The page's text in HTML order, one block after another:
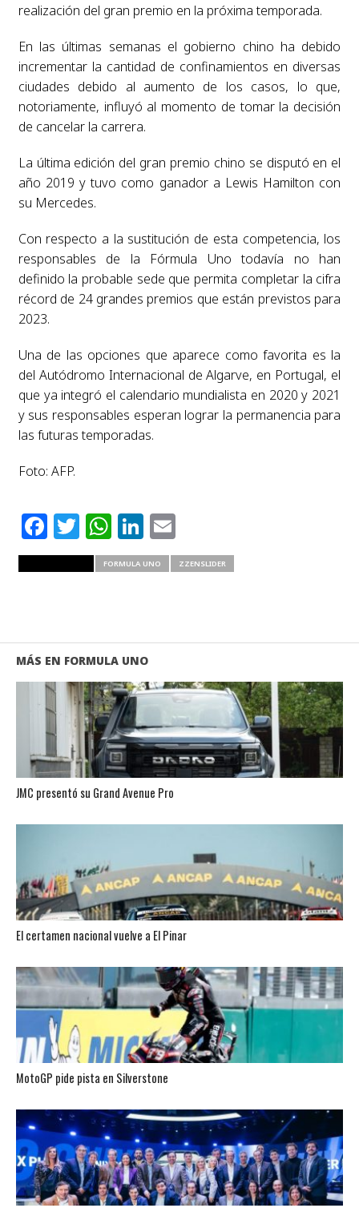
realización del gran premio en la próxima temporada.
En las últimas semanas el gobierno chino ha debido
incrementar la cantidad de confinamientos en diversas
ciudades debido al aumento de los casos, lo que,
notoriamente, influyó al momento de tomar la decisión
de cancelar la carrera.
La última edición del gran premio chino se disputó en el
año 2019 y tuvo como ganador a Lewis Hamilton con
su Mercedes.
Con respecto a la sustitución de esta competencia, los
responsables de la Fórmula Uno todavía no han
definido la probable sede que permita completar la cifra
récord de 24 grandes premios que están previstos para
2023.
Una de las opciones que aparece como favorita es la
del Autódromo Internacional de Algarve, en Portugal, el
que ya integró el calendario mundialista en 2020 y 2021
y sus responsables esperan lograr la permanencia para
las futuras temporadas.
Foto: AFP.
Facebook
Twitter
WhatsApp
LinkedIn
Email
FORMULA UNO ZZENSLIDER
MÁS EN FORMULA UNO
JMC presentó su Grand Avenue Pro
El certamen nacional vuelve a El Pinar
MotoGP pide pista en Silverstone